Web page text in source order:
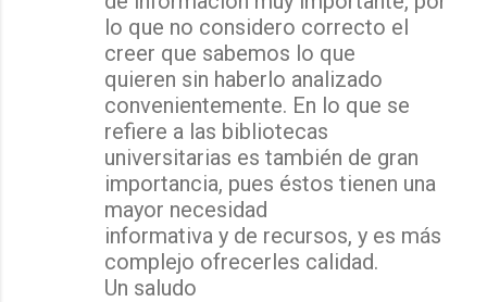
lo que no considero correcto el
creer que sabemos lo que
quieren sin haberlo analizado
convenientemente. En lo que se
refiere a las bibliotecas
universitarias es también de gran
importancia, pues éstos tienen una
mayor necesidad
informativa y de recursos, y es más
complejo ofrecerles calidad.
Un saludo